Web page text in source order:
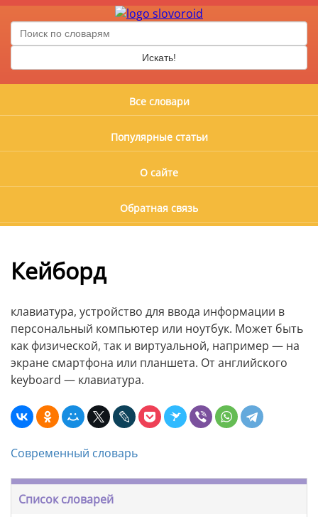
Искать!
Все словари
Популярные статьи
О сайте
Обратная связь
Кейборд
клавиатура, устройство для ввода информации в
персональный компьютер или ноутбук. Может быть
как физической, так и виртуальной, например — на
экране смартфона или планшета. От английского
keyboard — клавиатура.
Современный словарь
Список словарей